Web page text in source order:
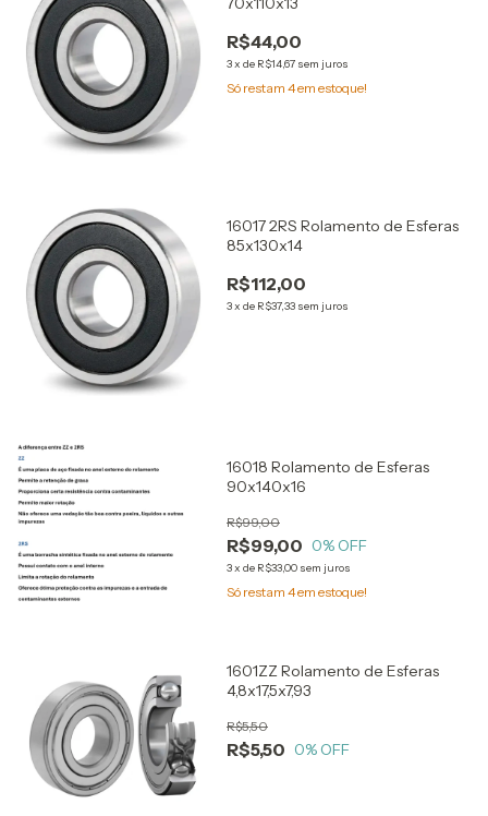
R$44,00
3x de R$14,67 sem juros
Só restam 4em estoque!
16017 2RS Rolamento de Esferas
85x130x14
R$112,00
3x de R$37,33 sem juros
16018 Rolamento de Esferas
90x140x16
R$99,00
R$99,00
0% OFF
3x de R$33,00 sem juros
Só restam 4em estoque!
1601ZZ Rolamento de Esferas
4,8x17,5x7,93
R$5,50
R$5,50
0% OFF